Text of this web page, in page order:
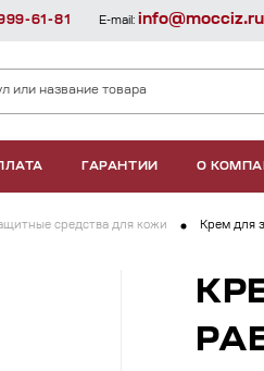
ГАРАНТИИ О
61-81 E-mail: info@mocciz.ru
средства для кожи Крем для